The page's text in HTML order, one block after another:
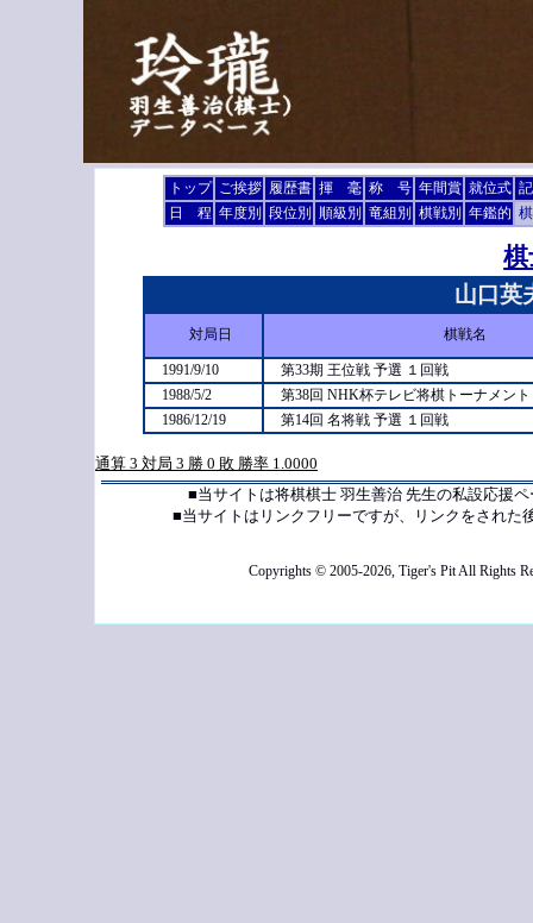
トップ ご挨拶 履歴書 揮 毫 称 号 年間賞 就位式
日 程 年度別 段位別 順級別 竜組別 棋戦別 年鑑的
山口英
対局日 棋戦名
1991/9/10
第33期 王位戦 予選 １回戦
1988/5/2
第38回 NHK杯テレビ将棋トーナメン
1986/12/19
第14回 名将戦 予選 １回戦
通算 3 対局 3 勝 0 敗 勝率 1.0000
■当サイトは将棋棋士 羽生善治 先生の私設応援
■当サイトはリンクフリーですが、リンクをされた
Copyrights © 2005-2026, Tiger's Pit All Rights